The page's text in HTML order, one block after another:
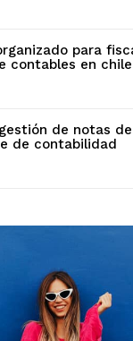
para
contables en chile
de notas
de contabilidad